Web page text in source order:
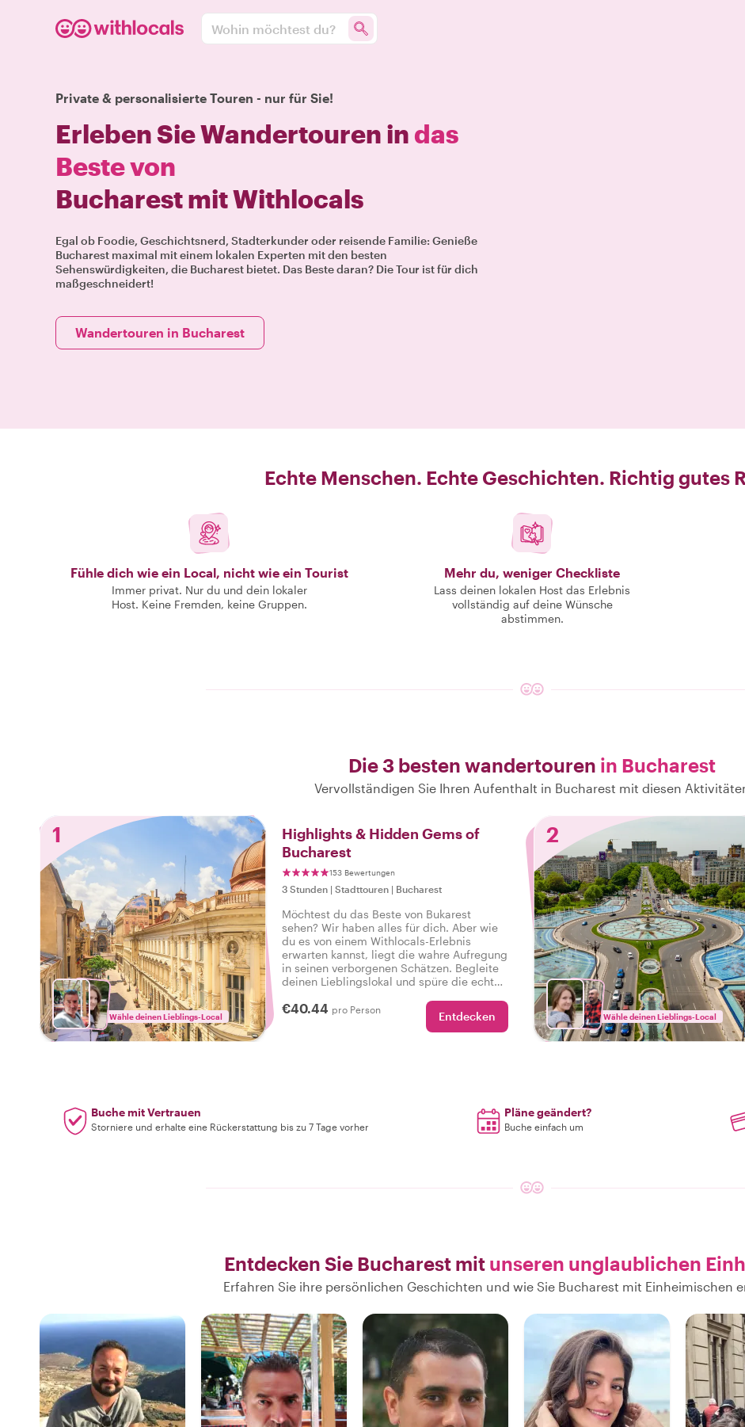
Wohin möchtest du?
Private & personalisierte Touren - nur für Sie!
Erleben Sie Wandertouren indas
Beste von
Bucharest mit Withlocals
Egal ob Foodie, Geschichtsnerd, Stadterkunder oder reisende Familie: Genieße
Bucharest maximal mit einem lokalen Experten mit den besten
Sehenswürdigkeiten, die Bucharest bietet. Das Beste daran? Die Tour ist für dich
maßgeschneidert!
Wandertouren in Bucharest
Echte Menschen. Echte Geschichten. Richtig gutes
Fühle dich wie ein Local, nicht wie ein Tourist
Immer privat. Nur du und dein lokaler
Host. Keine Fremden, keine Gruppen.
Mehr du, weniger Checkliste
Lass deinen lokalen Host das Erlebnis
vollständig auf deine Wünsche
abstimmen.
Die 3 besten wandertouren in Bucharest
Vervollständigen Sie Ihren Aufenthalt in Bucharest mit diesen
1
Wähle deinen Lieblings-Local
Highlights & Hidden Gems of
Bucharest
153 Bewertungen
3 Stunden | Stadttouren | Bucharest
Möchtest du das Beste von Bukarest
sehen? Wir haben alles für dich. Aber wie
du es von einem Withlocals-Erlebnis
erwarten kannst, liegt die wahre Aufregung
in seinen verborgenen Schätzen. Begleite
deinen Lieblingslokal und spüre die echte
alles zu bieten hat, damit du sagen kannst:
Ich habe das echte Bukarest erlebt!
€40.44 pro Person Entdecken
2
Wähle deinen Lieblings-Local
Buche mit Vertrauen
Storniere und erhalte eine Rückerstattung bis zu 7 Tage vorher
Pläne geändert?
Buche einfach um
Entdecken Sie Bucharest mit unseren unglaublichen
Erfahren Sie ihre persönlichen Geschichten und wie Sie Bucharest mit Einheimischen